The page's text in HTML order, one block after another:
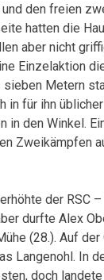
den freien
hatten die
aber nicht
Einzelaktion
Metern
in für ihn
in den Winkel.
Zweikämpfen
der RSC
durfte Alex
(28.). Auf
Langenohl. In
doch